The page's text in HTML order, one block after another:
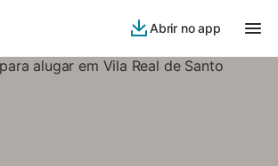
Abrir no app